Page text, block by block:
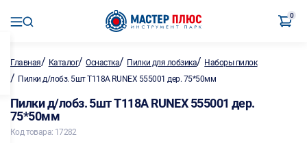
0
Главная/ Каталог/Оснастка/ Пилки для лобзика/ Наборы пилок
/ Пилки д/лобз. 5шт T118A RUNEX 555001 дер. 75*50мм
Пилки д/лобз. 5шт T118A RUNEX 555001 дер.
75*50мм
Код товара: 17282